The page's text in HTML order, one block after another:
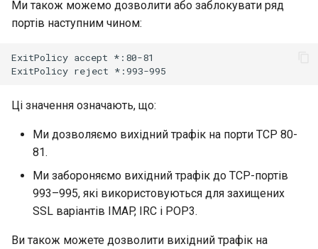
Ми також можемо дозволити або заблокувати ряд
портів наступним чином:
ExitPolicy accept *:80-81
ExitPolicy reject
Ці значення означають, що:
Ми дозволяємо вихідний трафік на порти TCP 80-
81.
Ми забороняємо вихідний трафік до TCP-портів
993–995, які використовуються для захищених
SSL варіантів IMAP, IRC і POP3.
Ви також можете дозволити вихідний трафік на